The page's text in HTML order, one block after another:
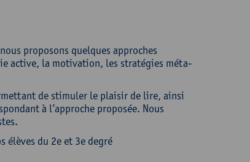
proposons quelques approches
active, la motivation, les stratégies méta-
de stimuler le plaisir de lire, ainsi
à l’approche proposée. Nous
élèves du 2e et 3e degré